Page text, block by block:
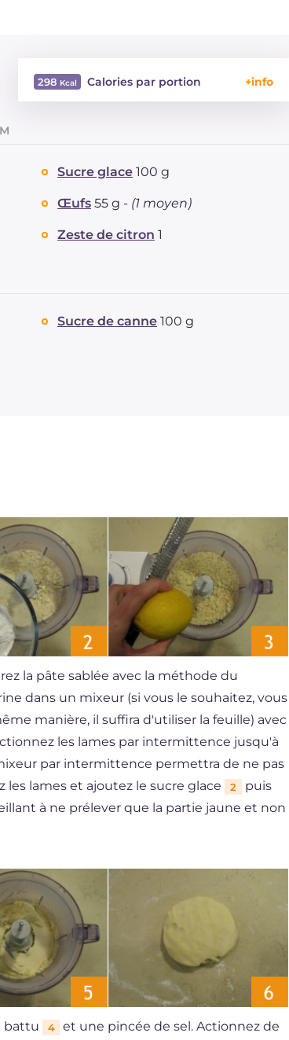
298 Calories par portion
Protéine
Graisses
dont acides gras saturés
Fibre
Sucre glace 100 g
Œufs 55 g - (1 moyen)
Zeste de citron 1
Sucre de canne 100 g
la pâte sablée avec la méthode du
dans un mixeur (si vous le souhaitez, vous
manière, il suffira d'utiliser la feuille) avec
les lames par intermittence jusqu'à
par intermittence permettra de ne pas
lames et ajoutez le sucre glace
2
puis
à ne prélever que la partie jaune et non
battu 4
et une pincée de sel. Actionnez de